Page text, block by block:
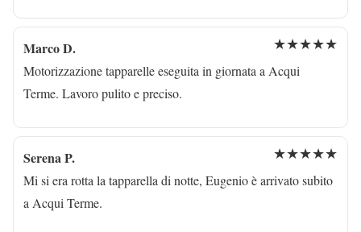
Marco D. ★★★★★
Motorizzazione tapparelle eseguita in giornata a Acqui
Terme. Lavoro pulito e preciso.
Serena P. ★★★★★
Mi si era rotta la tapparella di notte, Eugenio è arrivato subito
a Acqui Terme.